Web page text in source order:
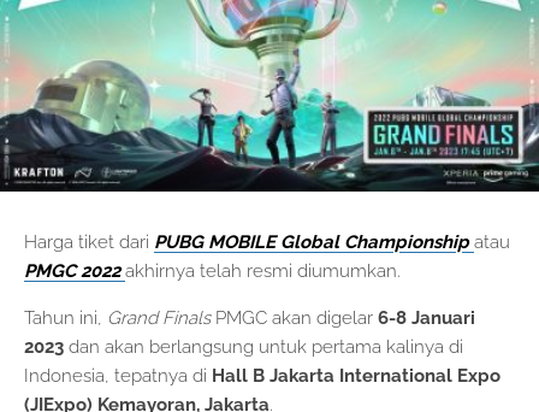
Harga tiket dari PUBG MOBILE Global Championshipatau
PMGC 2022akhirnya telah resmi diumumkan.
Tahun ini, Grand Finals PMGC akan digelar 6-8 Januari
2023 dan akan berlangsung untuk pertama kalinya di
Indonesia, tepatnya di Hall B Jakarta International Expo
(JIExpo) Kemayoran, Jakarta.